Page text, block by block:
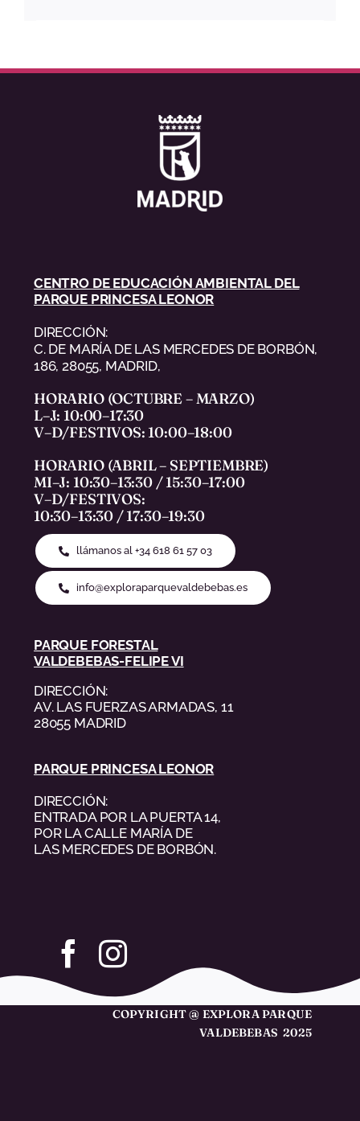
CENTRO DE EDUCACIÓN AMBIENTAL DEL
PARQUE PRINCESA LEONOR
DIRECCIÓN:
C. DE MARÍA DE LAS MERCEDES DE BORBÓN,
186, 28055, MADRID,
HORARIO (OCTUBRE – MARZO)
L–J: 10:00–17:30
V–D/FESTIVOS: 10:00–18:00
HORARIO (ABRIL – SEPTIEMBRE)
MI–J: 10:30–13:30 / 15:30–17:00
V–D/FESTIVOS:
10:30–13:30 / 17:30–19:30
llámanos al +34 618 61 57 03
info@exploraparquevaldebebas.es
PARQUE FORESTAL
VALDEBEBAS-FELIPE VI
DIRECCIÓN:
AV. LAS FUERZAS ARMADAS, 11
28055 MADRID
PARQUE PRINCESA LEONOR
DIRECCIÓN:
ENTRADA POR LA PUERTA 14,
POR LA CALLE MARÍA DE
LAS MERCEDES DE BORBÓN.
COPYRIGHT @ EXPLORA PARQUE
VALDEBEBAS 2025